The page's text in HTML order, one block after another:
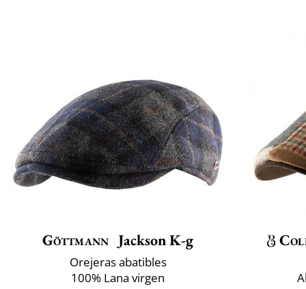
Göttmann Jackson K-g
Orejeras abatibles
100% Lana virgen